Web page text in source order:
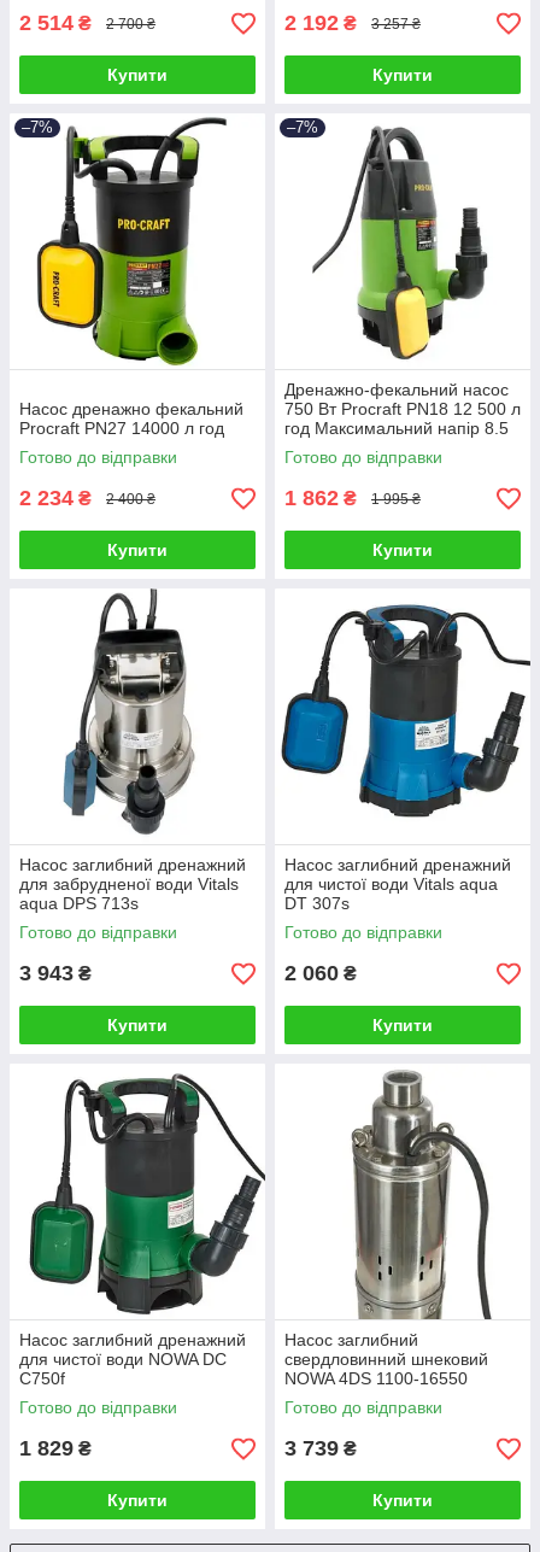
2 514 ₴ 2 700 ₴
Купити
2 192 ₴ 3 257 ₴
Купити
–7%
Насос дренажно фекальний
Procraft PN27 14000 л год
Готово до відправки
2 234 ₴ 2 400 ₴
Купити
–7%
Дренажно-фекальний насос
750 Вт Procraft PN18 12 500 л
год Максимальний напір 8.5
м Глибина 8 м
Готово до відправки
1 862 ₴ 1 995 ₴
Купити
Насос заглибний дренажний
для забрудненої води Vitals
aqua DPS 713s
Готово до відправки
3 943 ₴
Купити
Насос заглибний дренажний
для чистої води Vitals aqua
DT 307s
Готово до відправки
2 060 ₴
Купити
Насос заглибний дренажний
для чистої води NOWA DC
C750f
Готово до відправки
1 829 ₴
Купити
Насос заглибний
свердловинний шнековий
NOWA 4DS 1100-16550
Готово до відправки
3 739 ₴
Купити